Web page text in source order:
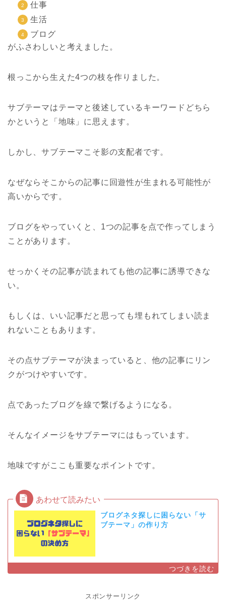
仕事
生活
ブログ
がふさわしいと考えました。
根っこから生えた4つの枝を作りました。
サブテーマはテーマと後述しているキーワードどちら
かというと「地味」に思えます。
しかし、サブテーマこそ影の支配者です。
なぜならそこからの記事に回遊性が生まれる可能性が
高いからです。
ブログをやっていくと、1つの記事を点で作ってしまう
ことがあります。
せっかくその記事が読まれても他の記事に誘導できな
い。
もしくは、いい記事だと思っても埋もれてしまい読ま
れないこともあります。
その点サブテーマが決まっていると、他の記事にリン
クがつけやすいです。
点であったブログを線で繋げるようになる。
そんなイメージをサブテーマにはもっています。
地味ですがここも重要なポイントです。
ブログネタ探しに困らない「サ
ブテーマ」の作り方
スポンサーリンク